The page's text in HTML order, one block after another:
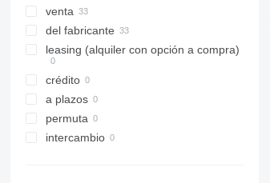
venta
del fabricante
leasing (alquiler con opción a compra)
crédito
a plazos
permuta
intercambio